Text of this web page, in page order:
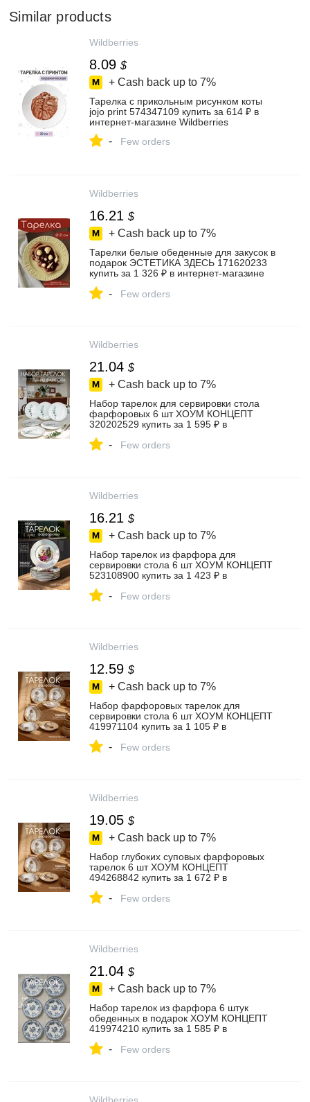
Similar products
Wildberries
8.09 $
+ Cash back up to 7%
Тарелка с прикольным рисунком коты
jojo print 574347109 купить за 614 ₽ в
интернет‑магазине Wildberries
- Few orders
Wildberries
16.21 $
+ Cash back up to 7%
Тарелки белые обеденные для закусок в
подарок ЭСТЕТИКА ЗДЕСЬ 171620233
купить за 1 326 ₽ в интернет‑магазине
- Few orders
Wildberries
21.04 $
+ Cash back up to 7%
Набор тарелок для сервировки стола
фарфоровых 6 шт ХОУМ КОНЦЕПТ
320202529 купить за 1 595 ₽ в
- Few orders
Wildberries
16.21 $
+ Cash back up to 7%
Набор тарелок из фарфора для
сервировки стола 6 шт ХОУМ КОНЦЕПТ
523108900 купить за 1 423 ₽ в
- Few orders
Wildberries
12.59 $
+ Cash back up to 7%
Набор фарфоровых тарелок для
сервировки стола 6 шт ХОУМ КОНЦЕПТ
419971104 купить за 1 105 ₽ в
- Few orders
Wildberries
19.05 $
+ Cash back up to 7%
Набор глубоких суповых фарфоровых
тарелок 6 шт ХОУМ КОНЦЕПТ
494268842 купить за 1 672 ₽ в
- Few orders
Wildberries
21.04 $
+ Cash back up to 7%
Набор тарелок из фарфора 6 штук
обеденных в подарок ХОУМ КОНЦЕПТ
419974210 купить за 1 585 ₽ в
- Few orders